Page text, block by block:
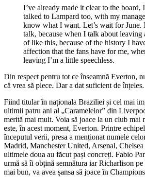
I’ve already made it clear to the board,
talked to Lampard too, with my
know what I want. Let’s wait for June.
talk, because when I talk about leaving
of like this, because of the history I
affection that the fans have for me,
leaving I’m a little speechless.
Din respect pentru tot ce înseamnă Everton,
că vrea să plece. Dar a dat suficient de înțeles.
Fiind titular în naționala Braziliei și cel mai
ultimii patru ani al „Caramelelor” din
merită mai mult. Voia să joace la un club mai
este, în acest moment, Everton. Printre
începutul verii, presa a menționat numele
Madrid, Manchester United, Arsenal,
ultimele doua au făcut pași concreți. Fabio
urmă să îi obțină semnătura iar Richarlison
mai bun, va avea șansa să joace în